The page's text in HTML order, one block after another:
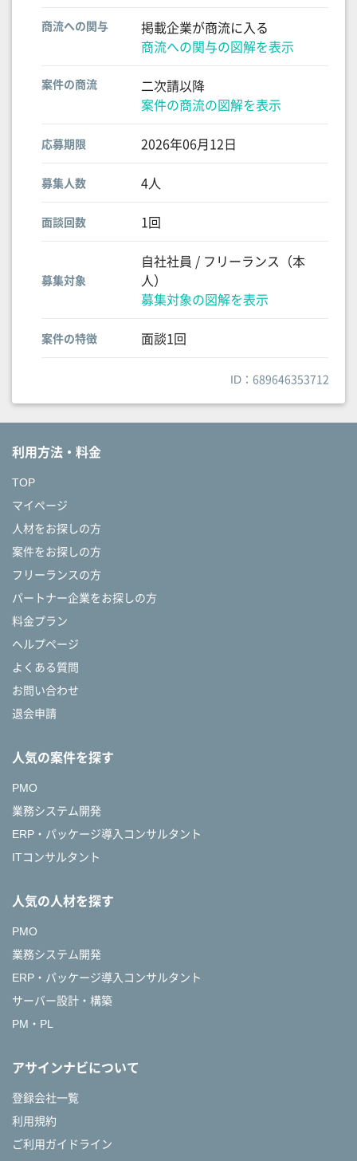
商流への関与
掲載企業が商流に入る
商流への関与の図解を表示
案件の商流
二次請以降
案件の商流の図解を表示
応募期限 2026年06月12日
募集人数 4人
面談回数 1回
募集対象
自社社員 / フリーランス（本
人）
募集対象の図解を表示
案件の特徴 面談1回
ID：689646353712
利用方法・料金
TOP
マイページ
人材をお探しの方
案件をお探しの方
フリーランスの方
パートナー企業をお探しの方
料金プラン
ヘルプページ
よくある質問
お問い合わせ
退会申請
人気の案件を探す
PMO
業務システム開発
ERP・パッケージ導入コンサルタント
ITコンサルタント
人気の人材を探す
PMO
業務システム開発
ERP・パッケージ導入コンサルタント
サーバー設計・構築
PM・PL
アサインナビについて
登録会社一覧
利用規約
ご利用ガイドライン